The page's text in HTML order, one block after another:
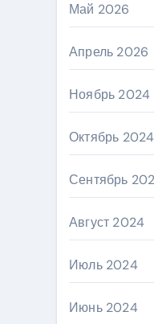
Май 2026
Апрель 2026
Ноябрь 2024
Октябрь 2024
Сентябрь
Август 2024
Июль 2024
Июнь 2024